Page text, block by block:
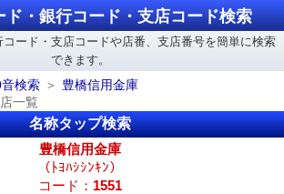
ド・銀行コード・支店コード検索
ード・支店コードや店番、支店番号を簡単に検索
できます。
検索
豊橋信用金庫
一覧
名称タップ検索
豊橋信用金庫
（ﾄﾖﾊｼｼﾝｷﾝ）
コード： 1551